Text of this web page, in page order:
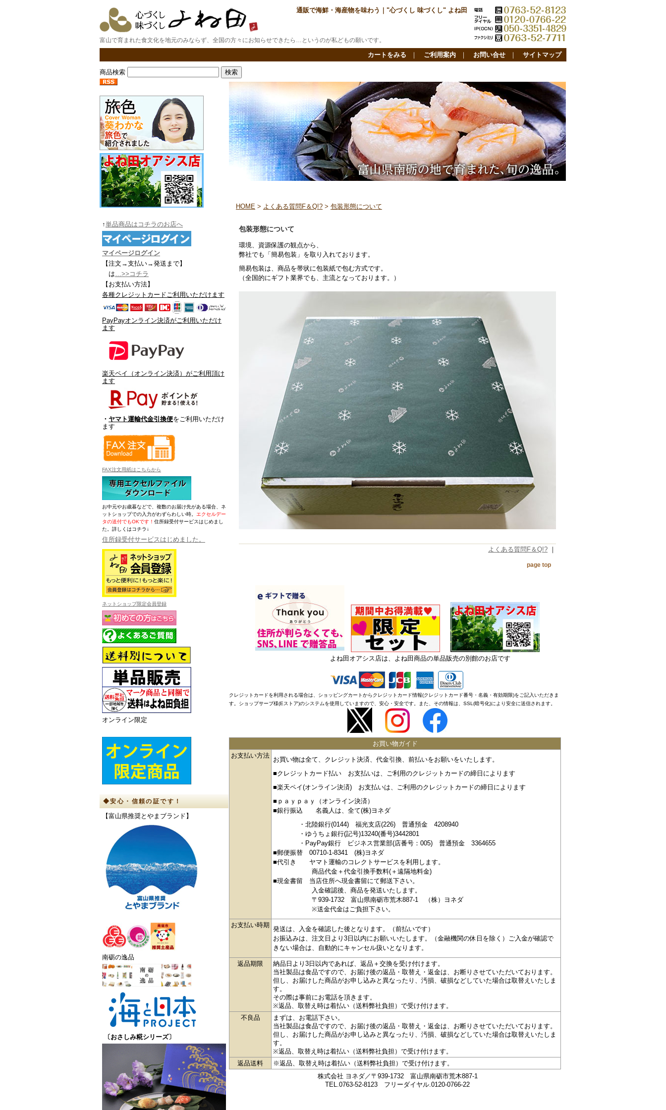
通販で海鮮・海産物を味わう｜"心づくし 味づくし" よね田
富山で育まれた食文化を地元のみならず、全国の方々にお知らせできたら…というのが私どもの願いです。
カートをみる ｜ ご利用案内 ｜ お問い合せ ｜ サイトマップ
商品検索
↑単品商品はコチラのお店へ
マイページログイン
【注文→支払い→発送まで】
は…>>コチラ
【お支払い方法】
各種クレジットカードご利用いただけます
PayPayオンライン決済がご利用いただけ
ます
楽天ペイ（オンライン決済）がご利用頂け
ます
・ ヤマト運輸代金引換便をご利用いただけ
ます
FAX注文用紙はこちらから
お中元やお歳暮などで、複数のお届け先がある場合、ネ
ットショップでの入力がわずらわしい時。 エクセルデー
タの送付でもOKです！ 住所録受付サービスはじめまし
た。詳しくはコチラ↓
住所録受付サービスはじめました。
ネットショップ限定会員登録
オンライン限定
◆安心・信頼の証です！
【富山県推奨とやまブランド】
南砺の逸品
〔おさしみ糀シリーズ〕
HOME > よくある質問F＆Q!? > 包装形態について
包装形態について
環境、資源保護の観点から、
弊社でも「簡易包装」を取り入れております。
簡易包装は、商品を帯状に包装紙で包む方式です。
（全国的にギフト業界でも、主流となっております。）
よくある質問F＆Q!? ｜
page top
よね田オアシス店は、よね田商品の単品販売の別館のお店です
クレジットカードを利用される場合は、ショッピングカートからクレジットカード情報(クレジットカード番号・名義・有効期限)をご記入いただきま
す。ショップサーブ様(Eストア)のシステムを使用していますので、安心・安全です。また、その情報は、SSL(暗号化)により安全に送信されます。
お買い物ガイド
お支払い方法
お買い物は全て、クレジット決済、代金引換、前払いをお願いをいたします。
■クレジットカード払い お支払いは、ご利用のクレジットカードの締日によります
■楽天ペイ(オンライン決済) お支払いは、ご利用のクレジットカードの締日によります
■ｐａｙｐａｙ（オンライン決済）
■銀行振込 名義人は、全て(株)ヨネダ
・北陸銀行(0144) 福光支店(226) 普通預金 4208940
・ゆうちょ銀行(記号)13240(番号)3442801
・PayPay銀行 ビジネス営業部(店番号：005) 普通預金 3364655
■郵便振替 00710-1-8341 (株)ヨネダ
■代引き ヤマト運輸のコレクトサービスを利用します。
商品代金＋代金引換手数料(＋遠隔地料金)
■現金書留 当店住所へ現金書留にて郵送下さい。
入金確認後、商品を発送いたします。
〒939-1732 富山県南砺市荒木887-1 （株）ヨネダ
※送金代金はご負担下さい。
お支払い時期
発送は、入金を確認した後となります。（前払いです）
お振込みは、注文日より3日以内にお願いいたします。（金融機関の休日を除く）ご入金が確認で
きない場合は、自動的にキャンセル扱いとなります。
返品期限
納品日より3日以内であれば、返品＋交換を受け付けます。
当社製品は食品ですので、お届け後の返品・取替え・返金は、お断りさせていただいております。
但し、お届けした商品がお申し込みと異なったり、汚損、破損などしていた場合は取替えいたしま
す。
その際は事前にお電話を頂きます。
※返品、取替え時は着払い（送料弊社負担）で受け付けます。
不良品
まずは、お電話下さい。
当社製品は食品ですので、お届け後の返品・取替え・返金は、お断りさせていただいております。
但し、お届けした商品がお申し込みと異なったり、汚損、破損などしていた場合は取替えいたしま
す。
※返品、取替え時は着払い（送料弊社負担）で受け付けます。
返品送料
※返品、取替え時は着払い（送料弊社負担）で受け付けます。
株式会社 ヨネダ／〒939-1732 富山県南砺市荒木887-1
TEL.0763-52-8123 フリーダイヤル.0120-0766-22